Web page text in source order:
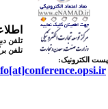
تلفن
تلفن
پست الکترونیک: